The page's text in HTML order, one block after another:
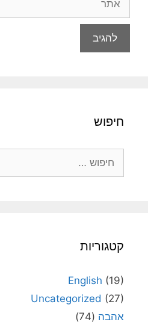
חיפוש
קטגוריות
English (19)
Uncategorized (27)
אהבה (74)